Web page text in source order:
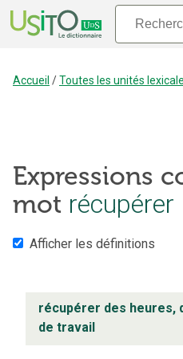
Accueil /Toutes les unités
Expressions
mot récupérer
Afficher les définitions
récupérer des heures,
de travail